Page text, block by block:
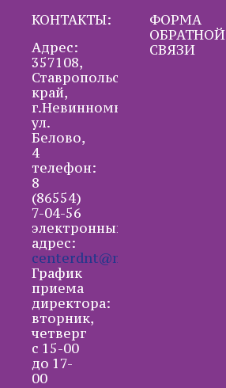
КОНТАКТЫ:
Адрес:
357108,
Ставропольский
край,
г.Невинномысск,
ул.
Белово,
4
телефон:
8
(86554)
7-04-56
электронный
адрес:
centerdnt@mail.ru
График
приема
директора:
вторник,
четверг
с 15-00
до 17-
00
ФОРМА
ОБРАТНОЙ
СВЯЗИ